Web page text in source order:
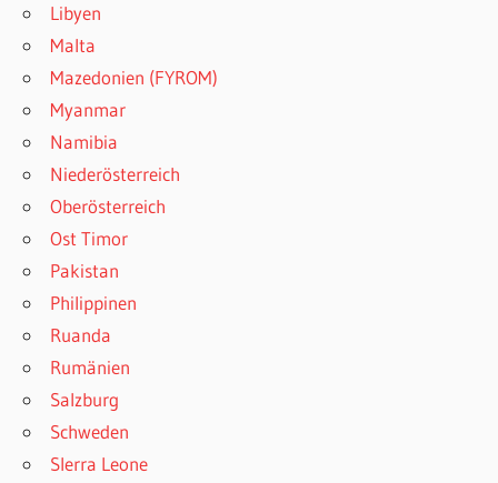
Libyen
Malta
Mazedonien (FYROM)
Myanmar
Namibia
Niederösterreich
Oberösterreich
Ost Timor
Pakistan
Philippinen
Ruanda
Rumänien
Salzburg
Schweden
SIerra Leone